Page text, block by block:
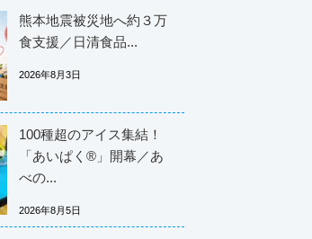
熊本地震被災地へ約３万
食支援／日清食品...
2026年8月3日
100種超のアイス集結！
「あいぱく®」開幕／あ
べの...
2026年8月5日